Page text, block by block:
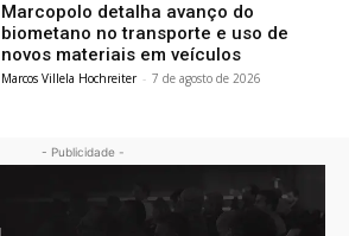
Marcopolo detalha avanço do
biometano no transporte e uso de
novos materiais em veículos
Marcos Villela Hochreiter - 7 de agosto de 2026
- Publicidade -